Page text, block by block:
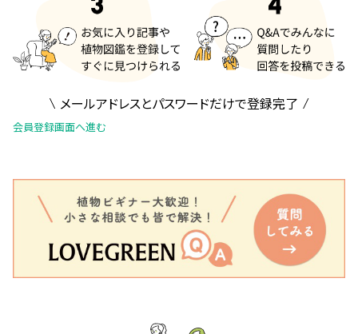
メールアドレスとパスワードだけで登録完了
会員登録画面へ進む